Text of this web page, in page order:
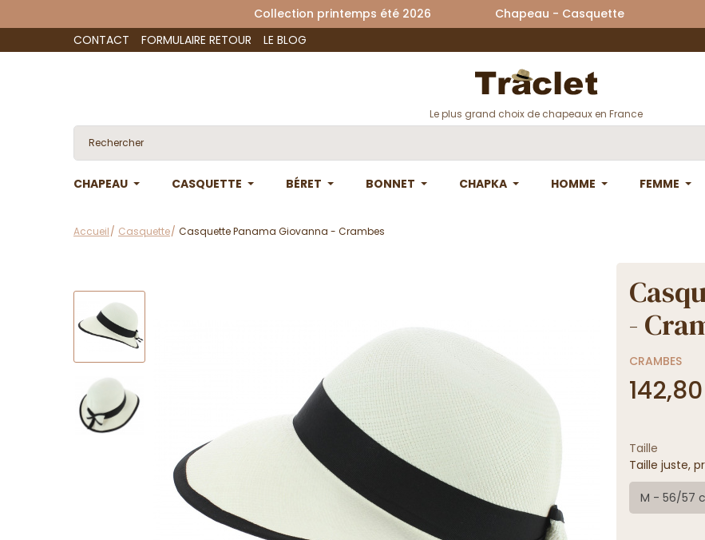
Collection printemps été 2026 Chapeau - Casquette
CONTACT
FORMULAIRE RETOUR LE BLOG
Le plus grand choix de chapeaux en France
CHAPEAU CASQUETTE BÉRET BONNET CHAPKA HOMME FEMME
Accueil Casquette Casquette Panama Giovanna - Crambes
-
CRAMBES
Taille
Taille juste,
M - 56/57